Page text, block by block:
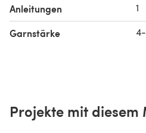
Anleitungen 1
Garnstärke
Projekte mit diesem